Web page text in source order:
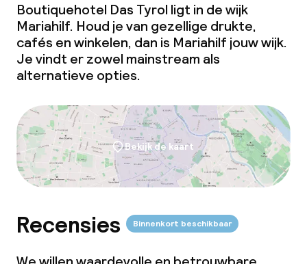
Boutiquehotel Das Tyrol ligt in de wijk
Mariahilf. Houd je van gezellige drukte,
cafés en winkelen, dan is Mariahilf jouw wijk.
Je vindt er zowel mainstream als
alternatieve opties.
Bekijk de kaart
Recensies Binnenkort beschikbaar